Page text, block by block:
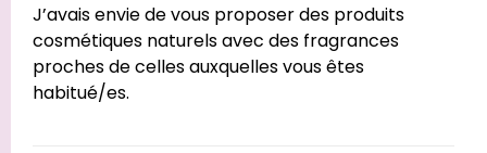
J’avais envie de vous proposer des produits
cosmétiques naturels avec des fragrances
proches de celles auxquelles vous êtes
habitué/es.